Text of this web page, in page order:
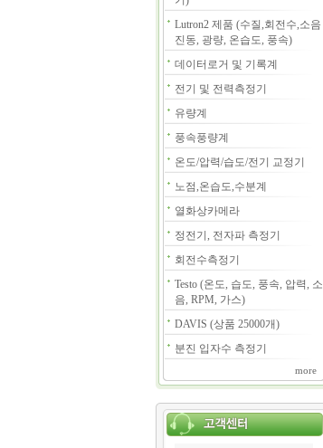
Lutron2 제품 (수질,회전수,소음
진동, 광량, 온습도, 풍속)
데이터로거 및 기록계
전기 및 전력측정기
유량계
풍속풍량계
온도/압력/습도/전기 교정기
노점,온습도,수분계
열화상카메라
정전기, 전자파 측정기
회전수측정기
Testo (온도, 습도, 풍속, 압력, 소
음, RPM, 가스)
DAVIS (상품 25000개)
분진 입자수 측정기
more